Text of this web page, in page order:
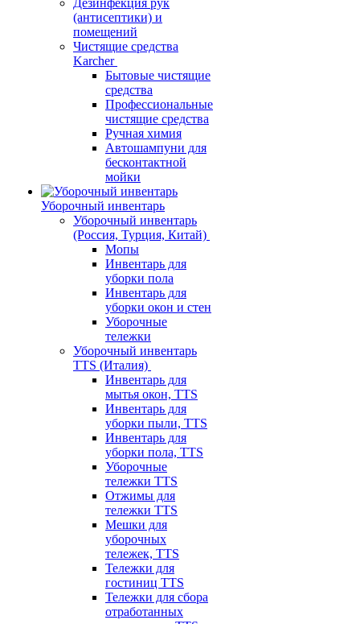
Дезинфекция рук
(антисептики) и
помещений
Чистящие средства
Karcher
Бытовые чистящие
средства
Профессиональные
чистящие средства
Ручная химия
Автошампуни для
бесконтактной
мойки
Уборочный инвентарь
Уборочный инвентарь
(Россия, Турция, Китай)
Мопы
Инвентарь для
уборки пола
Инвентарь для
уборки окон и стен
Уборочные
тележки
Уборочный инвентарь
TTS (Италия)
Инвентарь для
мытья окон, TTS
Инвентарь для
уборки пыли, TTS
Инвентарь для
уборки пола, TTS
Уборочные
тележки TTS
Отжимы для
тележки TTS
Мешки для
уборочных
тележек, TTS
Тележки для
гостиниц TTS
Тележки для сбора
отработанных